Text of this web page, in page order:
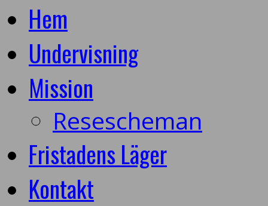
Hem
Undervisning
Mission
Resescheman
Fristadens Läger
Kontakt